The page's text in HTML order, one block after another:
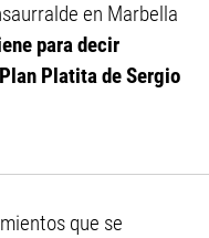
en Marbella
para decir
Platita de Sergio
que se